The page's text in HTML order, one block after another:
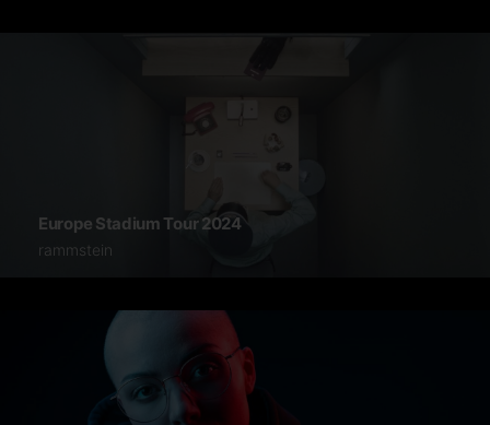
Europe Stadium Tour 2024
rammstein